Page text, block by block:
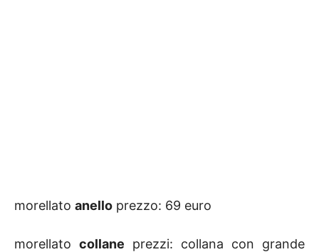
morellato anello prezzo: 69 euro
morellato collane prezzi: collana con grande